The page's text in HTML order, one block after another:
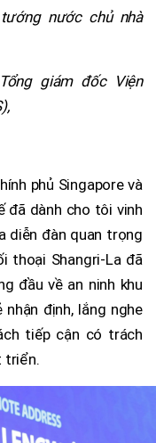
nước chủ nhà
giám đốc Viện
phủ Singapore và
đã dành cho tôi vinh
diễn đàn quan trọng
thoại Shangri-La đã
đầu về an ninh khu
định, lắng nghe
tiếp cận có trách
triển.